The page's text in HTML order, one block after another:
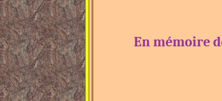
En mémoire